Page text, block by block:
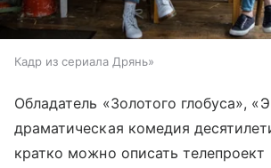
Кадр из сериала Дрянь»
Обладатель «Золотого глобуса»,
драматическая комедия
кратко можно описать телепроект